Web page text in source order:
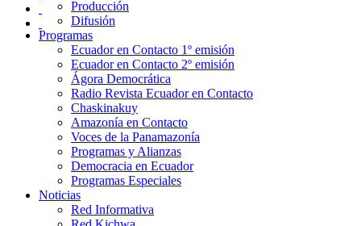
Producción
Difusión
Programas
Ecuador en Contacto 1º emisión
Ecuador en Contacto 2º emisión
Ágora Democrática
Radio Revista Ecuador en Contacto
Chaskinakuy
Amazonía en Contacto
Voces de la Panamazonía
Programas y Alianzas
Democracia en Ecuador
Programas Especiales
Noticias
Red Informativa